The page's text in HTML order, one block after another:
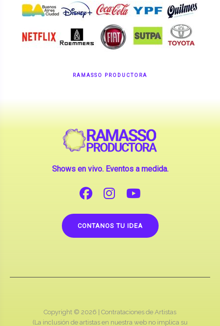
RAMASSO PRODUCTORA
Shows en vivo. Eventos a medida.
CONTANOS TU IDEA
Copyright © 2026 | Contrataciones de Artistas
(La inclusión de artistas en nuestra web no implica su